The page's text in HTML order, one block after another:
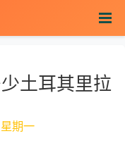
土耳其里拉
星期一